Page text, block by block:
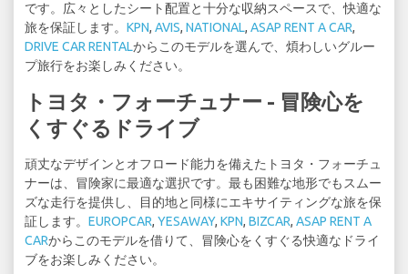
です。広々としたシート配置と十分な収納スペースで、快適な
旅を保証します。 KPN, AVIS, NATIONAL, ASAP RENT A CAR,
DRIVE CAR RENTALからこのモデルを選んで、煩わしいグルー
プ旅行をお楽しみください。
トヨタ・フォーチュナー - 冒険心を
くすぐるドライブ
頑丈なデザインとオフロード能力を備えたトヨタ・フォーチュ
ナーは、冒険家に最適な選択です。最も困難な地形でもスムー
ズな走行を提供し、目的地と同様にエキサイティングな旅を保
証します。 EUROPCAR, YESAWAY, KPN, BIZCAR, ASAP RENT A
CARからこのモデルを借りて、冒険心をくすぐる快適なドライ
ブをお楽しみください。